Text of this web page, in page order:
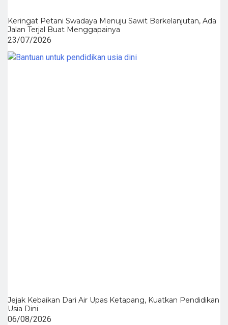
Keringat Petani Swadaya Menuju Sawit Berkelanjutan, Ada
Jalan Terjal Buat Menggapainya
23/07/2026
Jejak Kebaikan Dari Air Upas Ketapang, Kuatkan Pendidikan
Usia Dini
06/08/2026